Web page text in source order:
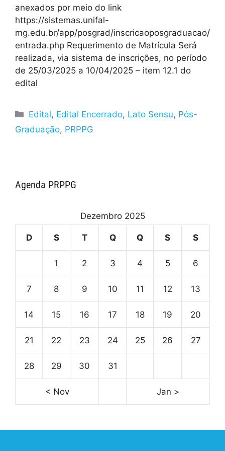
anexados por meio do link
https://sistemas.unifal-
mg.edu.br/app/posgrad/inscricaoposgraduacao/
entrada.php Requerimento de Matrícula Será
realizada, via sistema de inscrições, no período
de 25/03/2025 a 10/04/2025 – item 12.1 do
edital
Edital, Edital Encerrado, Lato Sensu, Pós-
Graduação, PRPPG
Agenda PRPPG
Dezembro 2025
D S T Q Q S S
1 2 3 4 5 6
7 8 9 10 11 12 13
14 15 16 17 18 19 20
21 22 23 24 25 26 27
28 29 30 31
< Nov Jan >